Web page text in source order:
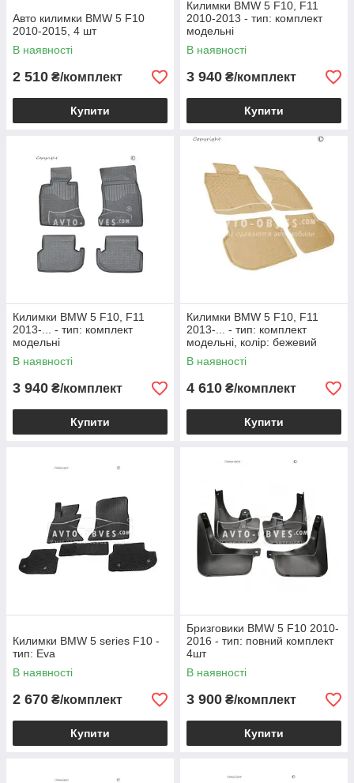
Авто килимки BMW 5 F10
2010-2015, 4 шт
В наявності
2 510 ₴/комплект
Купити
Килимки BMW 5 F10, F11
2010-2013 - тип: комплект
модельні
В наявності
3 940 ₴/комплект
Купити
Килимки BMW 5 F10, F11
2013-... - тип: комплект
модельні
В наявності
3 940 ₴/комплект
Купити
Килимки BMW 5 F10, F11
2013-... - тип: комплект
модельні, колір: бежевий
В наявності
4 610 ₴/комплект
Купити
Килимки BMW 5 series F10 -
тип: Eva
В наявності
2 670 ₴/комплект
Купити
Бризговики BMW 5 F10 2010-
2016 - тип: повний комплект
4шт
В наявності
3 900 ₴/комплект
Купити